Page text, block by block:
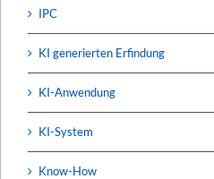
IPC
KI generierten Erfindung
KI-Anwendung
KI-System
Know-How